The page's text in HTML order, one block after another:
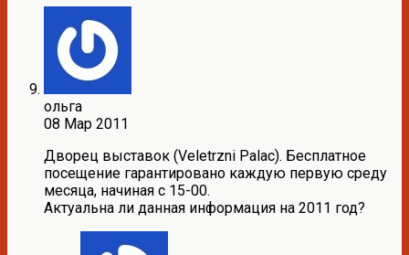
ольга
08 Мар 2011
Дворец выставок (Veletrzni Palac). Бесплатное
посещение гарантировано каждую первую среду
месяца, начиная с 15-00.
Актуальна ли данная информация на 2011 год?